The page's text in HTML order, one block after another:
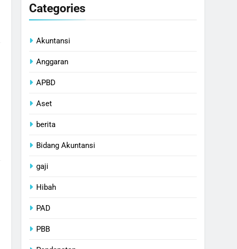
Categories
Akuntansi
Anggaran
APBD
Aset
berita
Bidang Akuntansi
gaji
Hibah
PAD
PBB